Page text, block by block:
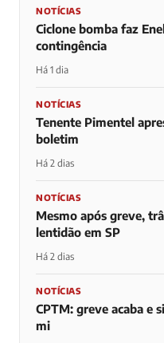
NOTÍCIAS
Ciclone bomba faz
contingência
Há 1 dia
NOTÍCIAS
Tenente Pimentel
boletim
Há 2 dias
NOTÍCIAS
Mesmo após greve,
lentidão em SP
Há 2 dias
NOTÍCIAS
CPTM: greve acaba e
mi